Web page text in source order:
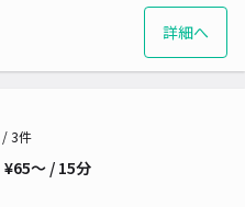
詳細へ
/ 3件
¥65〜 / 15分